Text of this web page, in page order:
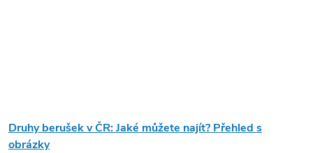
Druhy berušek v ČR: Jaké můžete najít? Přehled s
obrázky